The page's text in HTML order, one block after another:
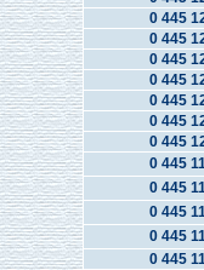
0 445
0 445
0 445
0 445
0 445
0 445
0 445
0 445
0 445
0 445
0 445
0 445